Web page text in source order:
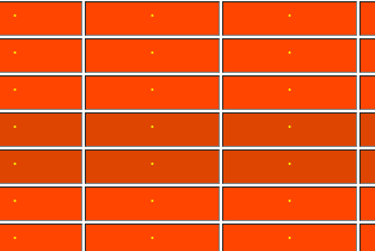
. . .
. . .
. . .
. . .
. . .
. . .
. . .